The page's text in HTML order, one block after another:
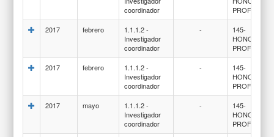
coordinador
2017
febrero
1.1.1.2 -
Investigador
coordinador
-
145-
2017
febrero
1.1.1.2 -
Investigador
coordinador
-
145-
2017
mayo
1.1.1.2 -
Investigador
coordinador
-
145-